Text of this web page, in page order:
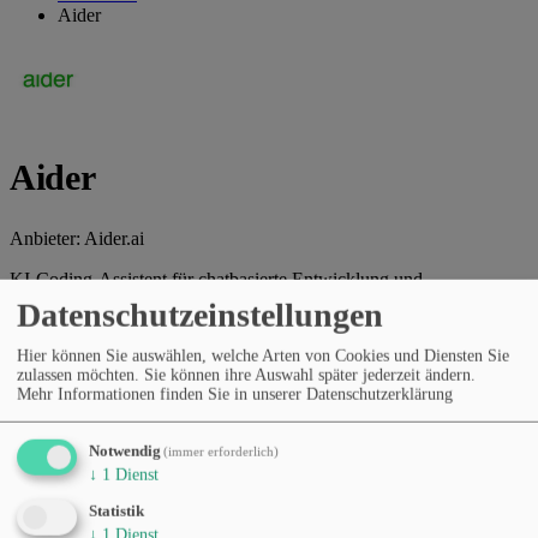
Aider
Aider
Anbieter: Aider.ai
KI-Coding-Assistent für chatbasierte Entwicklung und
Codeänderungen.
Webseite des Anbieters
Kategorien
Programmierung & Dev-ToolsCode-Überprüfung und -
TestenProduktivität & WorkflowsKI-Agenten &
Automatisierung
Preismodell
Sprachen
Datenschutzeinstellungen
Hier können Sie auswählen, welche Arten von Cookies und Diensten Sie
zulassen möchten. Sie können ihre Auswahl später jederzeit ändern.
Mehr Informationen finden Sie in unserer Datenschutzerklärung
Notwendig (immer erforderlich)
↓ 1 Dienst
Statistik
↓ 1 Dienst